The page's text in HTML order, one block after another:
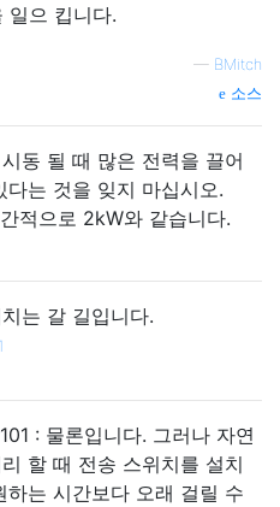
일으 킵니다.
— BMitch
소스
동 될 때 많은 전력을 끌어
다는 것을 잊지 마십시오.
적으로 2kW와 같습니다.
는 갈 길입니다.
: 물론입니다. 그러나 자연
할 때 전송 스위치를 설치
하는 시간보다 오래 걸릴 수